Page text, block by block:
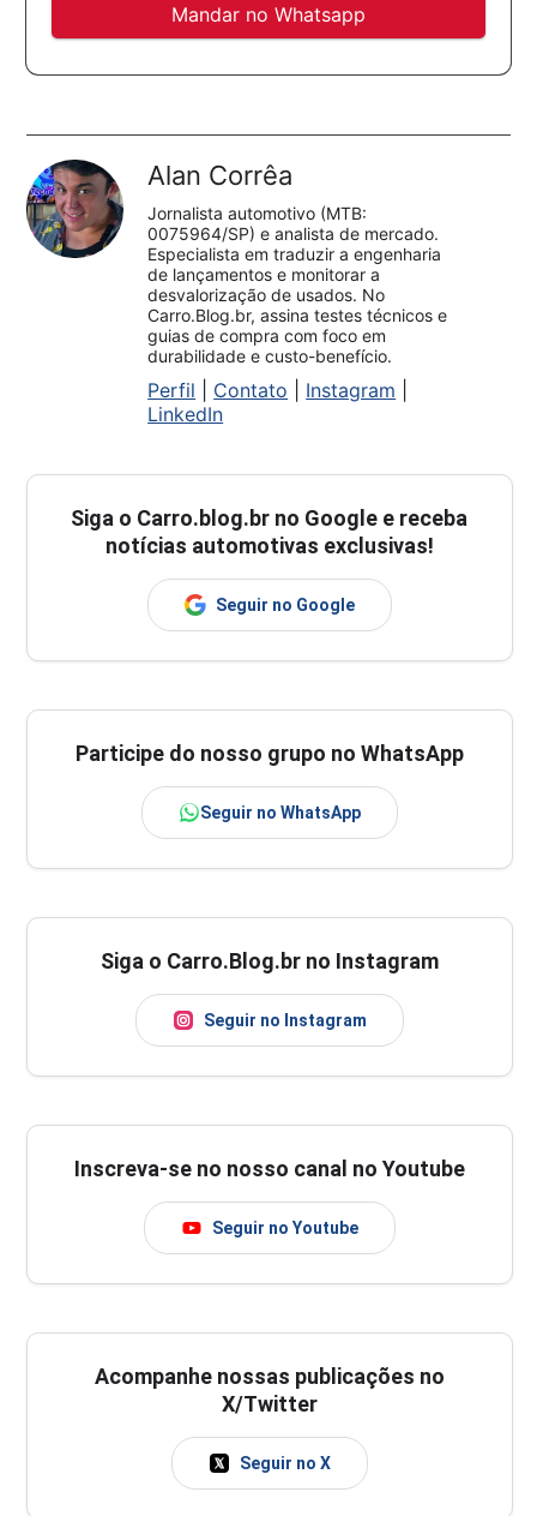
Mandar no Whatsapp
Alan Corrêa
Jornalista automotivo (MTB:
0075964/SP) e analista de mercado.
Especialista em traduzir a engenharia
de lançamentos e monitorar a
desvalorização de usados. No
Carro.Blog.br, assina testes técnicos e
guias de compra com foco em
durabilidade e custo-benefício.
Perfil Contato Instagram
LinkedIn
Siga o Carro.blog.br no Google e receba
notícias automotivas exclusivas!
Seguir no Google
Participe do nosso grupo no WhatsApp
Seguir no WhatsApp
Siga o Carro.Blog.br no Instagram
Seguir no Instagram
Inscreva-se no nosso canal no Youtube
Seguir no Youtube
Acompanhe nossas publicações no
X/Twitter
Seguir no X